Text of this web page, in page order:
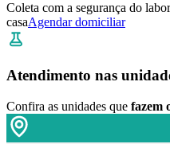
Coleta com a segurança do
casaAgendar domiciliar
Atendimento nas
Confira as unidades que fazem